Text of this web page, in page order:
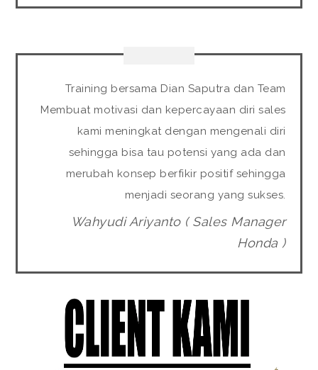
Training bersama Dian Saputra dan Team
Membuat motivasi dan kepercayaan diri sales
kami meningkat dengan mengenali diri
sehingga bisa tau potensi yang ada dan
merubah konsep berfikir positif sehingga
menjadi seorang yang sukses.
Wahyudi Ariyanto ( Sales Manager
Honda )